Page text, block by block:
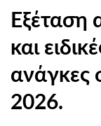
Εξέταση
και
ανάγκες
2026.